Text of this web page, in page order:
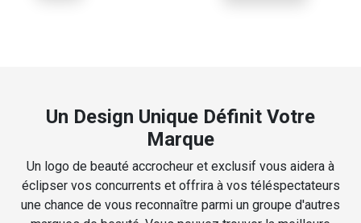
Un Design Unique Définit Votre
Marque
Un logo de beauté accrocheur et exclusif vous aidera à
éclipser vos concurrents et offrira à vos téléspectateurs
une chance de vous reconnaître parmi un groupe d'autres